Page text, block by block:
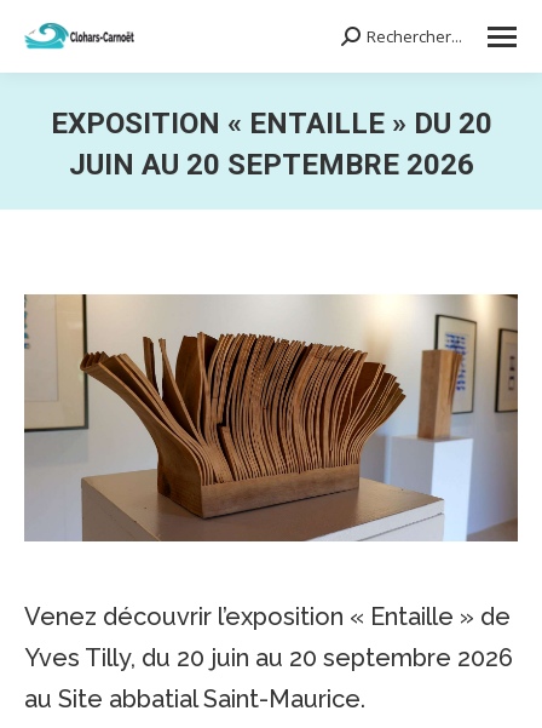
Search:Rechercher...
EXPOSITION « ENTAILLE » DU 20
JUIN AU 20 SEPTEMBRE 2026
Venez découvrir l’exposition « Entaille » de
Yves Tilly, du 20 juin au 20 septembre 2026
au Site abbatial Saint-Maurice.